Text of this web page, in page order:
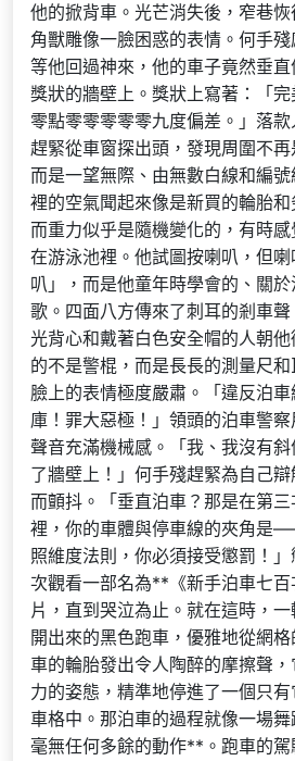
他的掀背車。光芒消失後，窄巷
角獸雕像一臉困惑的表情。何手殘
等他回過神來，他的車子竟然垂
獎狀的牆壁上。獎狀上寫著：「
零點零零零零零九度偏差。」落
趕緊從車窗探出頭，發現周圍不再
而是一望無際、由無數白線和編
裡的空氣聞起來像是新買的輪胎和
而重力似乎是隨機變化的，有時
在游泳池裡。他試圖按喇叭，但
叭」，而是他童年時學會的、關
歌。四面八方傳來了刺耳的剎車
光背心和戴著白色安全帽的人朝
的不是警棍，而是長長的測量尺和
臉上的表情極度嚴肅。「違反泊
庫！罪大惡極！」領頭的泊車警察
聲音充滿機械感。「我、我沒有
了牆壁上！」何手殘趕緊為自己
而顫抖。「垂直泊車？那是在第
裡，你的車體與停車線的夾角是
照維度法則，你必須接受懲罰！
次觀看一部名為**《新手泊車七
片，直到哭泣為止。就在這時，
開出來的黑色跑車，優雅地從網
車的輪胎發出令人陶醉的摩擦聲
力的姿態，精準地停進了一個只
車格中。那泊車的過程就像一場
毫無任何多餘的動作**。跑車的